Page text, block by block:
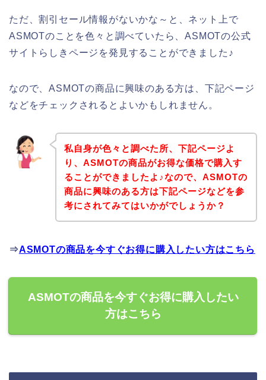
ただ、割引セール情報がないかな～と、ネット上で
ASMOTのことを色々と調べていたら、ASMOTの公式
サイトらしきページを発見することができました♪
なので、ASMOTの商品に興味のある方は、下記ページ
などをチェックされるとよいかもしれません。
私自身が色々と調べた所、下記ページよ
り、ASMOTの商品がお得な価格で購入す
ることができましたよ♪なので、ASMOTの
商品に興味のある方は下記ページなどを参
考にされてみてはいかがでしょうか？
⇒ASMOTの商品を今すぐお得に購入したい方はこちら
ASMOTの商品を今すぐお得に購入したい
方はこちら